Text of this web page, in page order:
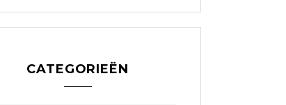
CATEGORIEËN